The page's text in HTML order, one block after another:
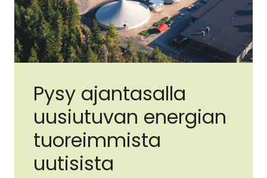
Pysy ajantasalla
uusiutuvan energian
tuoreimmista
uutisista